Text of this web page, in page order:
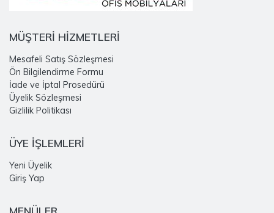
MÜŞTERİ HİZMETLERİ
Mesafeli Satış Sözleşmesi
Ön Bilgilendirme Formu
İade ve İptal Prosedürü
Üyelik Sözleşmesi
Gizlilik Politikası
ÜYE İŞLEMLERİ
Yeni Üyelik
Giriş Yap